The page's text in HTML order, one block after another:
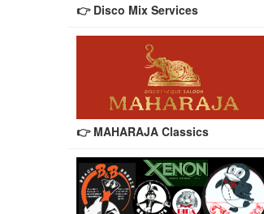
👉 Disco Mix Services
👉 MAHARAJA Classics